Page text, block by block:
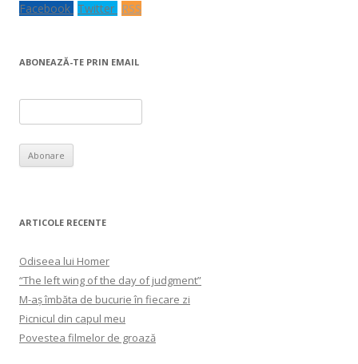
Facebook Twitter RSS
ABONEAZĂ-TE PRIN EMAIL
ARTICOLE RECENTE
Odiseea lui Homer
“The left wing of the day of judgment”
M-aș îmbăta de bucurie în fiecare zi
Picnicul din capul meu
Povestea filmelor de groază